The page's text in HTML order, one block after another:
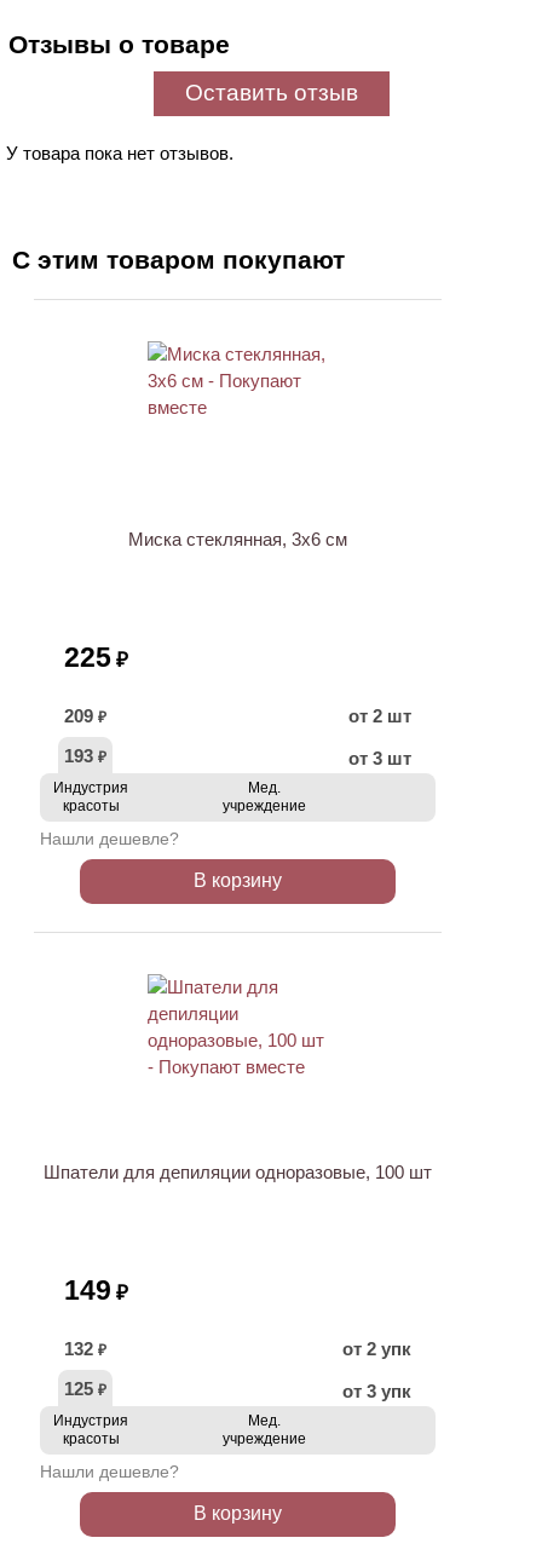
Отзывы о товаре
Оставить отзыв
У товара пока нет отзывов.
С этим товаром покупают
Миска стеклянная, 3х6 см
225 ₽
209 ₽
от 2 шт
193 ₽ от 3 шт
Индустрия
красоты
Мед.
учреждение
Нашли дешевле?
В корзину
Шпатели для депиляции одноразовые, 100 шт
149 ₽
132 ₽
от 2 упк
125 ₽ от 3 упк
Индустрия
красоты
Мед.
учреждение
Нашли дешевле?
В корзину